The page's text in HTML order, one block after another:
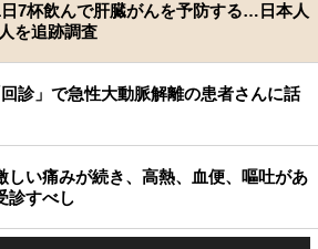
日7杯飲んで肝臓がんを予防する…日本人
を追跡調査
診」で急性大動脈解離の患者さんに話
しい痛みが続き、高熱、血便、嘔吐があ
診すべし